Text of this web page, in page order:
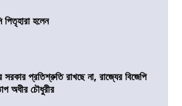
পিতৃহারা হলেন
সরকার প্রতিশ্রুতি রাখছে না, রাজ্যের বিজেপি
অধীর চৌধুরীর